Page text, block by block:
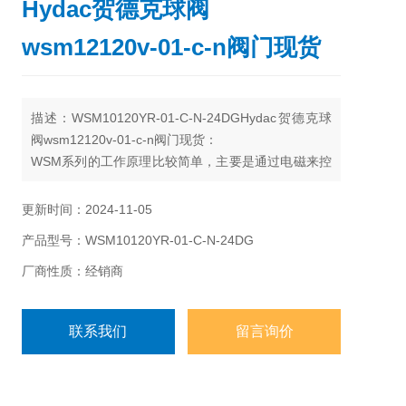
Hydac贺德克球阀
wsm12120v-01-c-n阀门现货
描述：WSM10120YR-01-C-N-24DGHydac贺德克球
阀wsm12120v-01-c-n阀门现货：
WSM系列的工作原理比较简单，主要是通过电磁来控
度和准确性，能够满足各种运行环境的需要。
更新时间：2024-11-05
产品型号：WSM10120YR-01-C-N-24DG
厂商性质：经销商
联系我们 留言询价